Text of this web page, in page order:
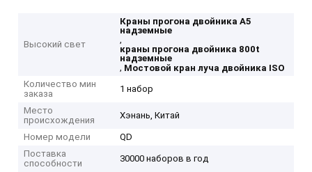
Высокий свет
Краны прогона двойника A5
надземные
,
краны прогона двойника 800t
надземные
, Мостовой кран луча двойника ISO
Количество мин
заказа
1 набор
Место
происхождения
Хэнань, Китай
Номер модели
QD
Поставка
способности
30000 наборов в год